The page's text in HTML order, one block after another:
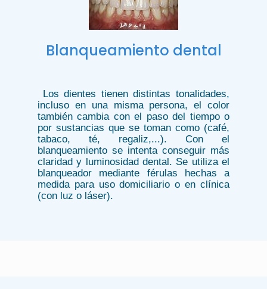
Blanqueamiento dental
Los dientes tienen distintas tonalidades,
incluso en una misma persona, el color
también cambia con el paso del tiempo o
por sustancias que se toman como (café,
tabaco, té, regaliz,...). Con el
blanqueamiento se intenta conseguir más
claridad y luminosidad dental. Se utiliza el
blanqueador mediante férulas hechas a
medida para uso domiciliario o en clínica
(con luz o láser).